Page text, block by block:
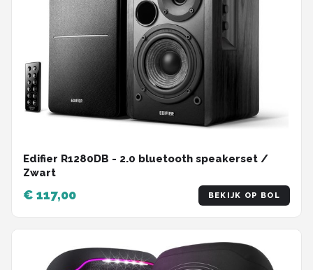
Edifier R1280DB - 2.0 bluetooth speakerset /
Zwart
€ 117,00 BEKIJK OP BOL